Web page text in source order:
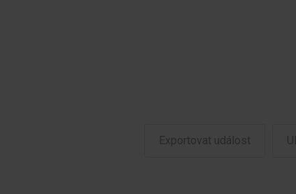
Exportovat událost